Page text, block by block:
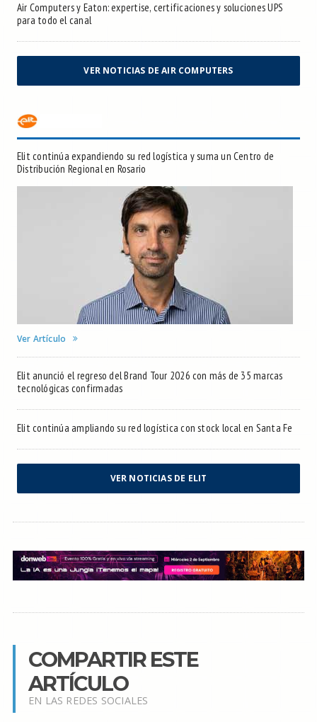
Air Computers y Eaton: expertise, certificaciones y soluciones UPS
para todo el canal
VER NOTICIAS DE AIR COMPUTERS
Elit continúa expandiendo su red logística y suma un Centro de
Distribución Regional en Rosario
Ver Artículo
Elit anunció el regreso del Brand Tour 2026 con más de 35 marcas
tecnológicas confirmadas
Elit continúa ampliando su red logística con stock local en Santa Fe
VER NOTICIAS DE ELIT
COMPARTIR ESTE
ARTÍCULO
EN LAS REDES SOCIALES